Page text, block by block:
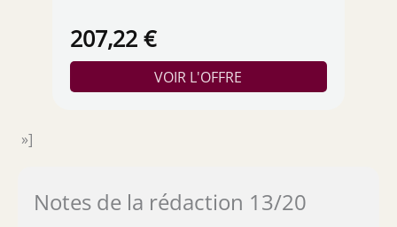
Système de décompression Automatique
207,22 €
»]
Notes de la rédaction 13/20